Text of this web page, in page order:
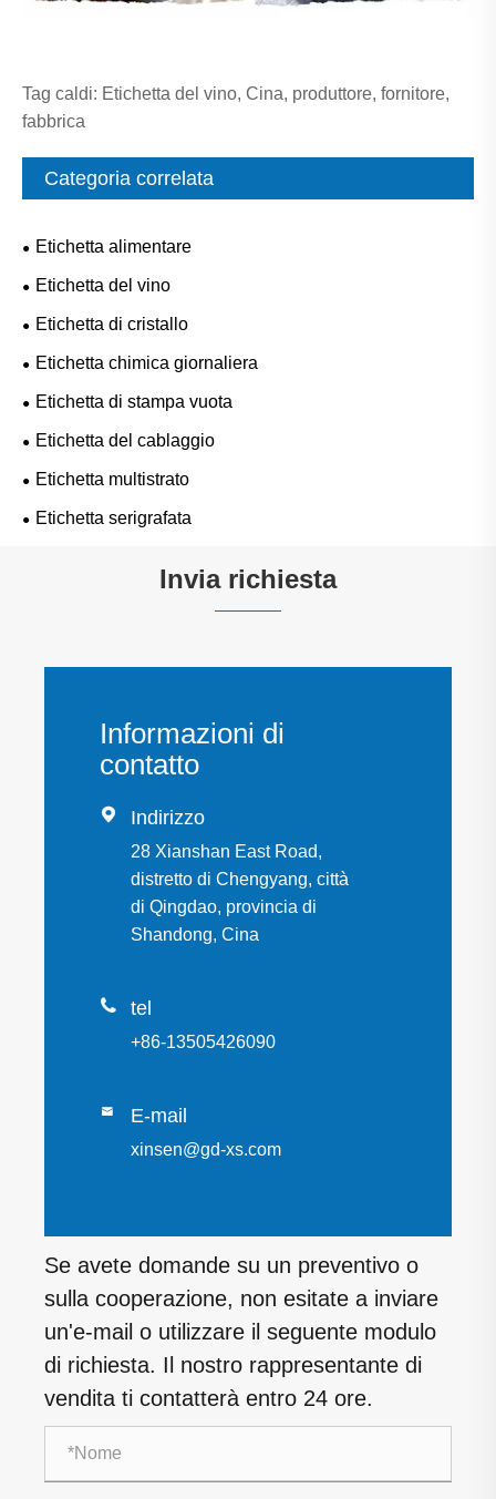
Tag caldi: Etichetta del vino, Cina, produttore, fornitore,
fabbrica
Categoria correlata
Etichetta alimentare
Etichetta del vino
Etichetta di cristallo
Etichetta chimica giornaliera
Etichetta di stampa vuota
Etichetta del cablaggio
Etichetta multistrato
Etichetta serigrafata
Invia richiesta
Informazioni di
contatto
 Indirizzo
28 Xianshan East Road,
distretto di Chengyang, città
di Qingdao, provincia di
Shandong, Cina
 tel
+86-13505426090
 E-mail
xinsen@gd-xs.com
Se avete domande su un preventivo o
sulla cooperazione, non esitate a inviare
un'e-mail o utilizzare il seguente modulo
di richiesta. Il nostro rappresentante di
vendita ti contatterà entro 24 ore.